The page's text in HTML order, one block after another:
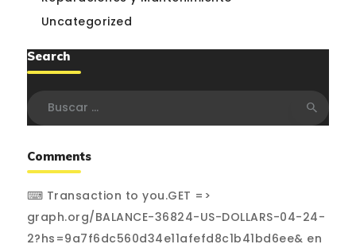
Uncategorized
Search
Comments
⌨ Transaction to you.GET =>
graph.org/BALANCE-36824-US-DOLLARS-04-24-
2?hs=9a7f6dc560d34e11afefd8c1b41bd6ee& en